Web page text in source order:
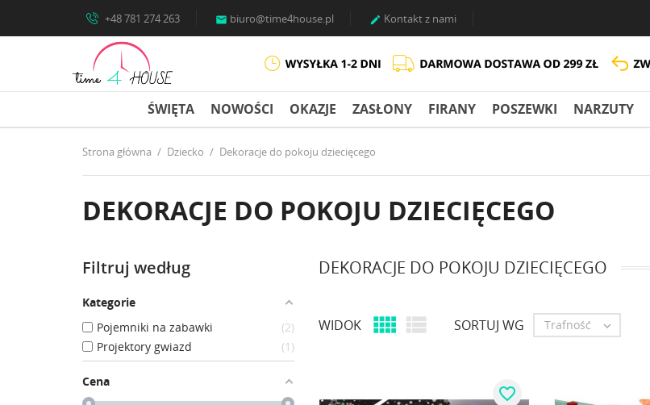
+48 781 274 263  biuro@time4house.pl  Kontakt z nami
ŚWIĘTA NOWOŚCI OKAZJE ZASŁONY FIRANY POSZEWKI NARZUTY
Strona główna Dziecko Dekoracje do pokoju dziecięcego
DEKORACJE DO POKOJU DZIECIĘCEGO
Filtruj według
Kategorie
Pojemniki na zabawki
2
Projektory gwiazd
1
Cena
DEKORACJE DO POKOJU DZIECIĘCEGO
WIDOK   SORTUJ WG Trafność 
favorite_border